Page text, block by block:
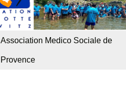
Association Medico Sociale de
Provence